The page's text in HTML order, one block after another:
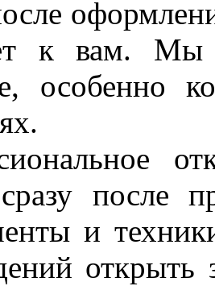
к вам. Мы
особенно
после
и
открыть